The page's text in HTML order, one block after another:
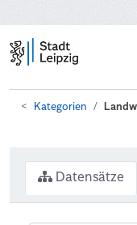
Kategorien
Datensätze